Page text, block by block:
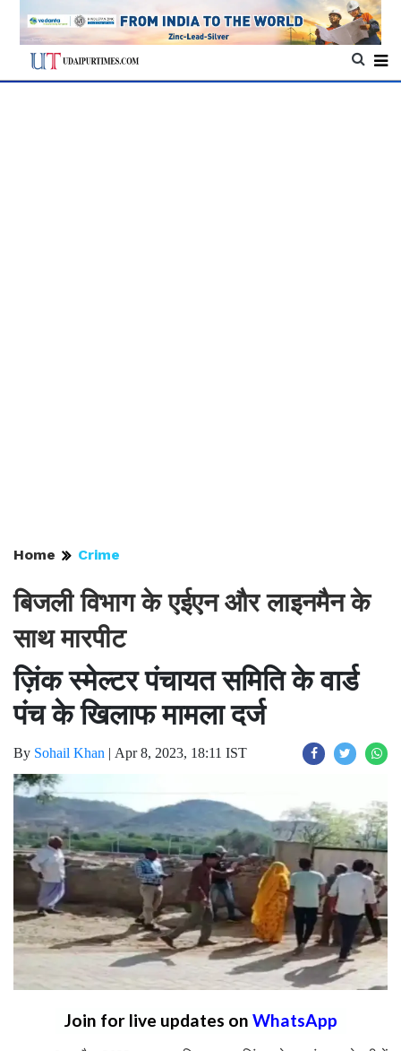
Home Crime
बिजली विभाग के एईएन और लाइनमैन के
साथ मारपीट
ज़िंक स्मेल्टर पंचायत समिति के वार्ड
पंच के खिलाफ मामला दर्ज
By Sohail Khan | Apr 8, 2023, 18:11 IST
Join for live updates on WhatsApp